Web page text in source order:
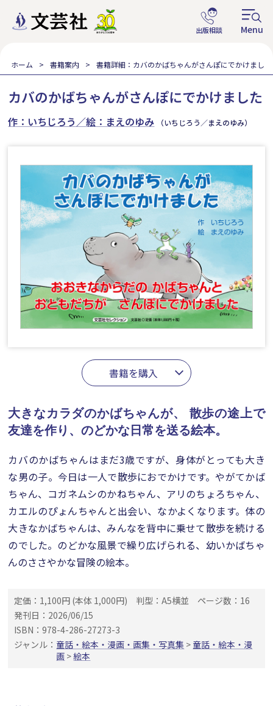
ホーム 書籍案内 書籍詳細：カバのかばちゃんがさんぽにでかけました
カバのかばちゃんがさんぽにでかけました
作：いちじろう／絵：まえのゆみ （いちじろう／まえのゆみ）
書籍を購入
大きなカラダのかばちゃんが、
散歩の途上で
友達を作り、のどかな日常を送る絵本。
カバのかばちゃんはまだ3歳ですが、身体がとっても大き
な男の子。今日は一人で散歩におでかけです。やがてかば
ちゃん、コガネムシのかねちゃん、アリのちょろちゃん、
カエルのぴょんちゃんと出会い、なかよくなります。体の
大きなかばちゃんは、みんなを背中に乗せて散歩を続ける
のでした。のどかな風景で繰り広げられる、幼いかばちゃ
んのささやかな冒険の絵本。
定価：1,100円 (本体 1,000円) 判型：A5横並
ページ数：16
発刊日：2026/06/15
ISBN：978-4-286-27273-3
ジャンル： 童話・絵本・漫画・画集・写真集 > 童話・絵本・漫
画 >絵本